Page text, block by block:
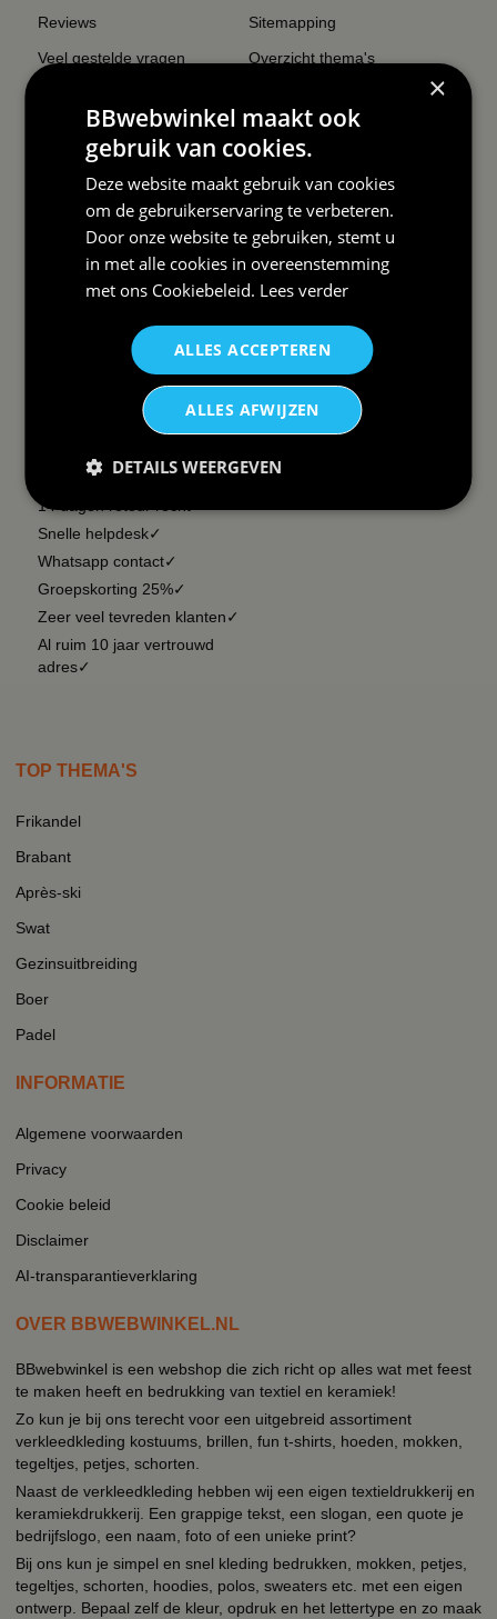
Reviews
Veel gestelde vragen
Order Status
Retouren & Annuleren
Uitschrijven nieuwsbrief
Wij verzenden Postnl
BBWEBWINKEL:
Snelle levering✓
vanaf € 99 gratis✓
14 dagen retour recht✓
Snelle helpdesk✓
Whatsapp contact✓
Groepskorting 25%✓
Zeer veel tevreden klanten✓
Al ruim 10 jaar vertrouwd
adres✓
Sitemapping
Overzicht thema's
Wat vinden klanten van ons
TOP THEMA'S
Frikandel
Brabant
Après-ski
Swat
Gezinsuitbreiding
Boer
Padel
INFORMATIE
Algemene voorwaarden
Privacy
Cookie beleid
Disclaimer
AI-transparantieverklaring
OVER BBWEBWINKEL.NL
BBwebwinkel is een webshop die zich richt op alles wat met feest
te maken heeft en bedrukking van textiel en keramiek!
Zo kun je bij ons terecht voor een uitgebreid assortiment
verkleedkleding kostuums, brillen, fun t-shirts, hoeden, mokken,
tegeltjes, petjes, schorten.
Naast de verkleedkleding hebben wij een eigen textieldrukkerij en
keramiekdrukkerij. Een grappige tekst, een slogan, een quote je
bedrijfslogo, een naam, foto of een unieke print?
Bij ons kun je simpel en snel kleding bedrukken, mokken, petjes,
tegeltjes, schorten, hoodies, polos, sweaters etc. met een eigen
ontwerp. Bepaal zelf de kleur, opdruk en het lettertype en zo maak
×
BBwebwinkel maakt ook
gebruik van cookies.
Deze website maakt gebruik van cookies
om de gebruikerservaring te verbeteren.
Door onze website te gebruiken, stemt u
in met alle cookies in overeenstemming
met ons Cookiebeleid. Lees verder
ALLES ACCEPTEREN
ALLES AFWIJZEN
DETAILS WEERGEVEN